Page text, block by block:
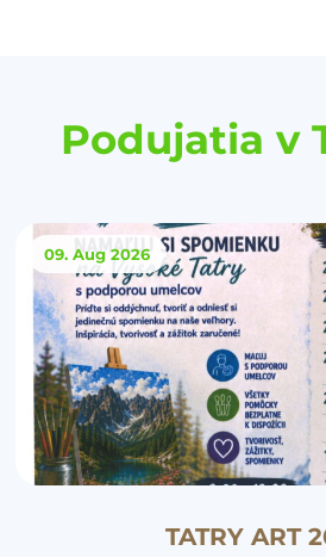
Podujatia v
09. Aug 2026
TATRY ART